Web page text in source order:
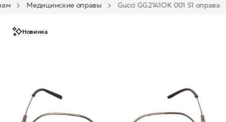
Медицинские оправы Gucci GG2141OK 001 51 оправа
Новинка